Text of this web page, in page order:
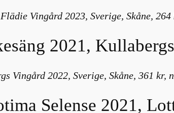
Vingård 2023, Sverige, Skåne,
2021,
Vingård 2022, Sverige, Skåne, 361 kr,
Selense 2021,